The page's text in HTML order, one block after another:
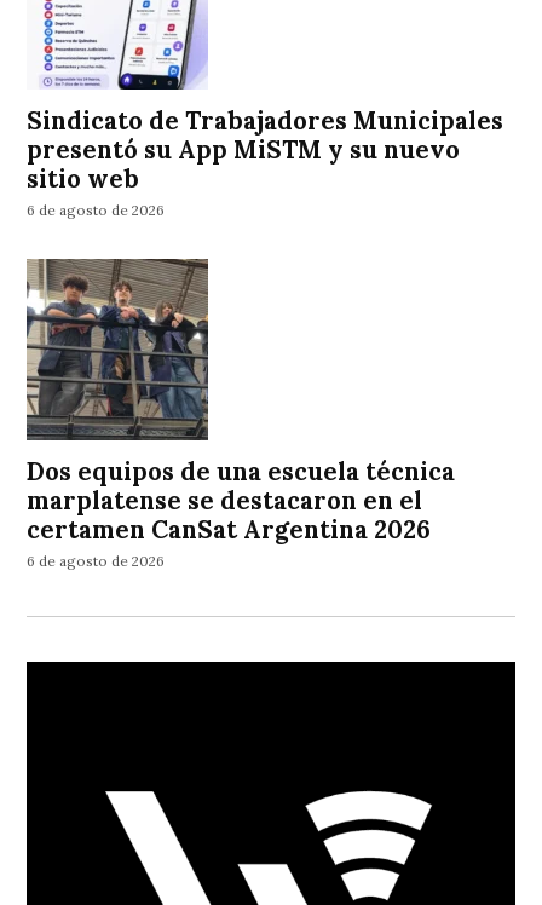
Sindicato de Trabajadores Municipales
presentó su App MiSTM y su nuevo
sitio web
6 de agosto de 2026
Dos equipos de una escuela técnica
marplatense se destacaron en el
certamen CanSat Argentina 2026
6 de agosto de 2026